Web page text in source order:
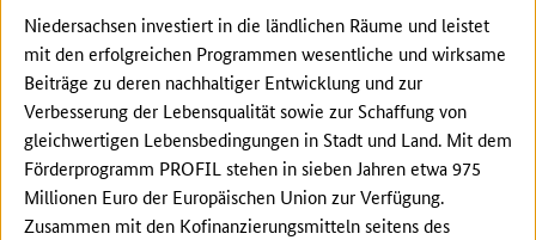
Niedersachsen investiert in die ländlichen Räume und leistet
mit den erfolgreichen Programmen wesentliche und wirksame
Beiträge zu deren nachhaltiger Entwicklung und zur
Verbesserung der Lebensqualität sowie zur Schaffung von
gleichwertigen Lebensbedingungen in Stadt und Land. Mit dem
Förderprogramm PROFIL stehen in sieben Jahren etwa 975
Millionen Euro der Europäischen Union zur Verfügung.
Zusammen mit den Kofinanzierungsmitteln seitens des